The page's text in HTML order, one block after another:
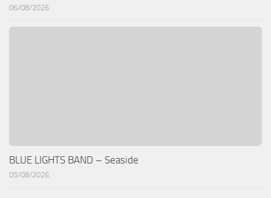
06/08/2026
BLUE LIGHTS BAND – Seaside
05/08/2026